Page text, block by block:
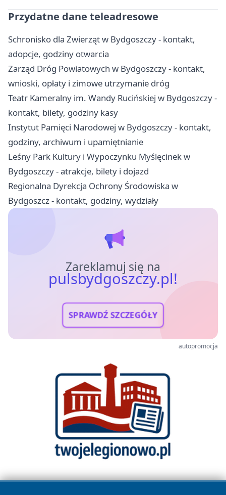
Przydatne dane teleadresowe
Schronisko dla Zwierząt w Bydgoszczy - kontakt,
adopcje, godziny otwarcia
Zarząd Dróg Powiatowych w Bydgoszczy - kontakt,
wnioski, opłaty i zimowe utrzymanie dróg
Teatr Kameralny im. Wandy Rucińskiej w Bydgoszczy -
kontakt, bilety, godziny kasy
Instytut Pamięci Narodowej w Bydgoszczy - kontakt,
godziny, archiwum i upamiętnianie
Leśny Park Kultury i Wypoczynku Myślęcinek w
Bydgoszczy - atrakcje, bilety i dojazd
Regionalna Dyrekcja Ochrony Środowiska w
Bydgoszcz - kontakt, godziny, wydziały
Zareklamuj się na
pulsbydgoszczy.pl!
SPRAWDŹ SZCZEGÓŁY
autopromocja